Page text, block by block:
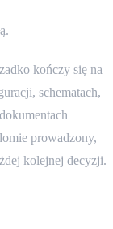
kończy się na
schematach,
prowadzony,
kolejnej decyzji.